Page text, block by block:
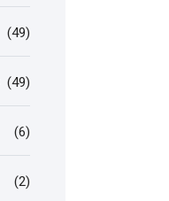
(49)
(49)
(6)
(2)